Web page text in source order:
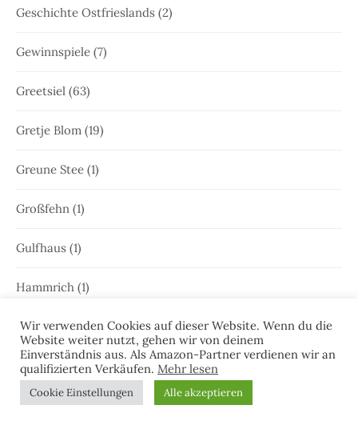
Geschichte Ostfrieslands (2)
Gewinnspiele (7)
Greetsiel (63)
Gretje Blom (19)
Greune Stee (1)
Großfehn (1)
Gulfhaus (1)
Hammrich (1)
Hans-Rainer Riekers(8)
Harlesiel(9)
Hauke Holjansen(5)
Wir verwenden Cookies auf dieser Website. Wenn du die
Website weiter nutzt, gehen wir von deinem
Einverständnis aus. Als Amazon-Partner verdienen wir an
qualifizierten Verkäufen. Mehr lesen
Cookie Einstellungen Alle akzeptieren